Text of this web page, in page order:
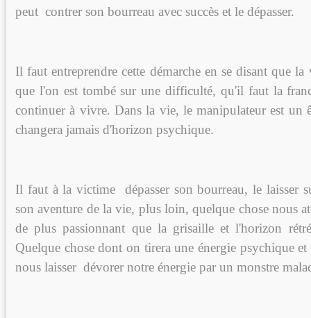
peut contrer son bourreau avec succès et le dépasser.
Il faut entreprendre cette démarche en se disant que la
que l'on est tombé sur une difficulté, qu'il faut la
continuer à vivre. Dans la vie, le manipulateur est un
changera jamais d'horizon psychique.
Il faut à la victime dépasser son bourreau, le laisser
son aventure de la vie, plus loin, quelque chose nous
de plus passionnant que la grisaille et l'horizon
Quelque chose dont on tirera une énergie psychique
nous laisser dévorer notre énergie par un monstre